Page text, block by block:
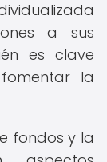
a sus
es clave
la
fondos y la